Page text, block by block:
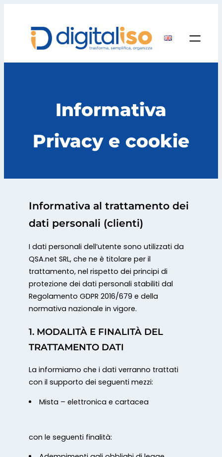
contenuto
Informativa
Privacy e cookie
Informativa al trattamento dei
dati personali (clienti)
I dati personali dell’utente sono utilizzati da
QSA.net SRL, che ne è titolare per il
trattamento, nel rispetto dei principi di
protezione dei dati personali stabiliti dal
Regolamento GDPR 2016/679 e della
normativa nazionale in vigore.
1. MODALITÀ E FINALITÀ DEL
TRATTAMENTO DATI
La informiamo che i dati verranno trattati
con il supporto dei seguenti mezzi:
Mista – elettronica e cartacea
con le seguenti finalità: